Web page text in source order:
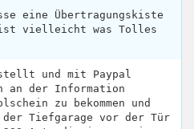
eine Übertragungskiste
ist vielleicht was Tolles
und mit Paypal
an der Information
zu bekommen und
der Tiefgarage vor der Tür